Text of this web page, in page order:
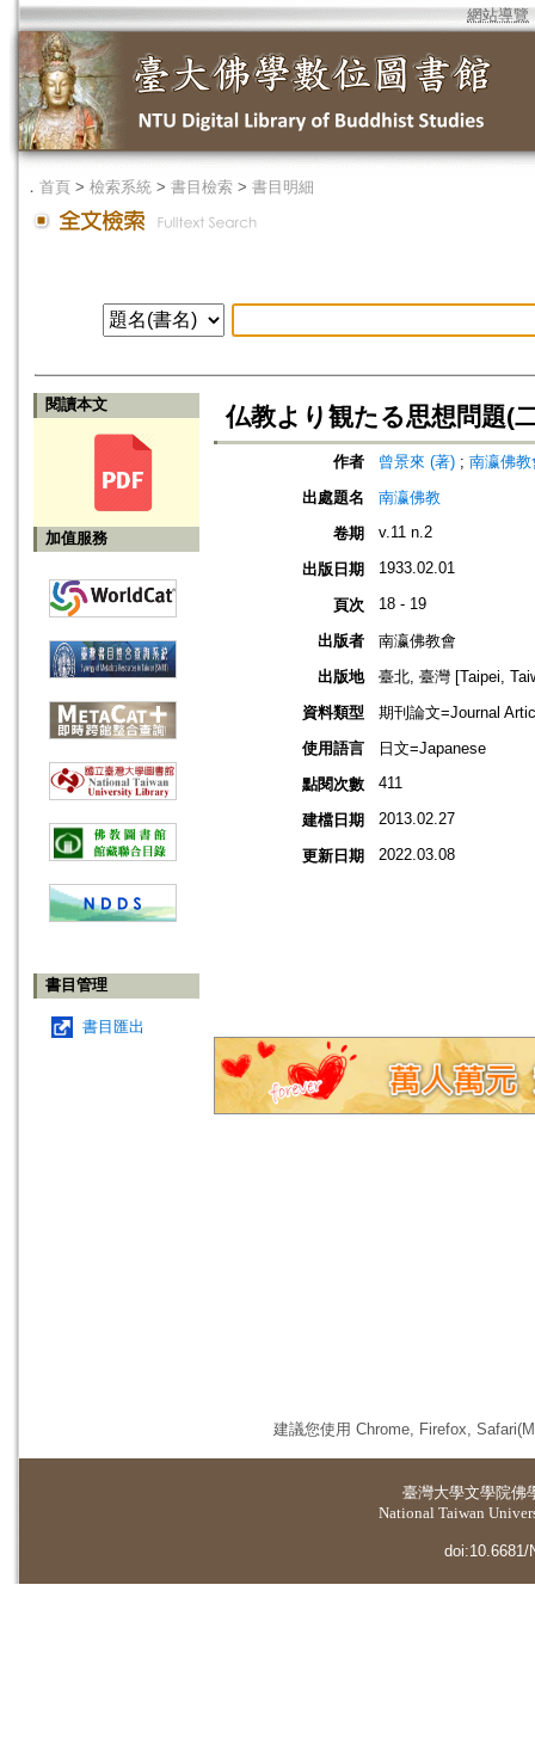
網站導覽
． 首頁 > 檢索系統 > 書目檢索 > 書目明細
閱讀本文
加值服務
書目管理
書目匯出
仏教より観たる思想問題(
作者 曾景來 (著) ; 南瀛佛
出處題名
南瀛佛教
卷期
v.11 n.2
出版日期 1933.02.01
頁次 18 - 19
出版者
南瀛佛教會
出版地
臺北, 臺灣 [Taipei,
資料類型
期刊論文=Journal
使用語言
日文=Japanese
點閱次數
411
建檔日期 2013.02.27
更新日期 2022.03.08
建議您使用 Chrome, Firefox,
臺灣大學文學院佛
National Taiwan
doi:10.6681/